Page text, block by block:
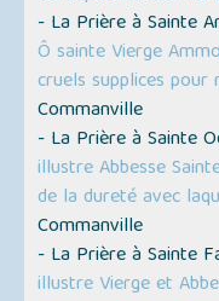
- La Prière à Sainte
Ô sainte Vierge
cruels supplices
Commanville
- La Prière à Sainte
illustre Abbesse
de la dureté avec
Commanville
- La Prière à Sainte
illustre Vierge et